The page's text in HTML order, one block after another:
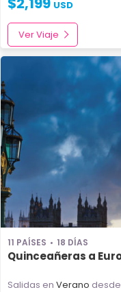
USD
Ver Viaje
11 PAÍSES 18 DÍAS
Quinceañeras a
Salidas en Verano